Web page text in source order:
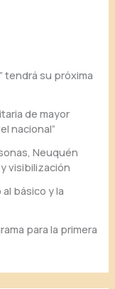
tendrá su próxima
de mayor
nacional”
Neuquén
visibilización
básico y la
para la primera